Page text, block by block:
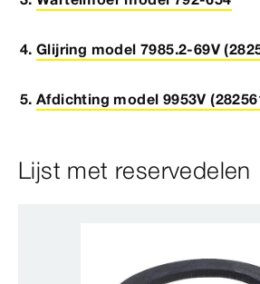
Glijring model 7985.2-69V
Afdichting model 9953V
Lijst met reservedelen